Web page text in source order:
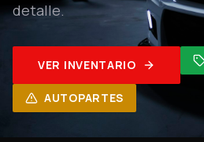
detalle.
VER INVENTARIO
AUTOPARTES